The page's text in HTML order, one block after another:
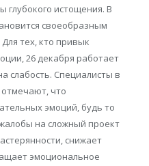
глубокого истощения. В
своеобразным
тех, кто привык
26 декабря работает
слабость. Специалисты в
что
эмоций, будь то
на сложный проект
снижает
эмоциональное